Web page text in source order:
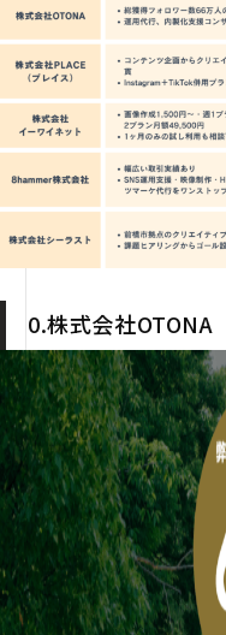
0.株式会社OTONA